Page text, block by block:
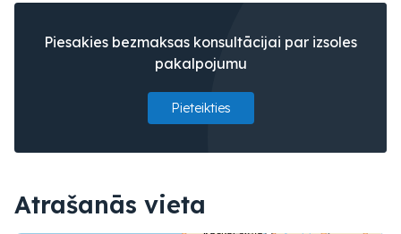
Piesakies bezmaksas konsultācijai par izsoles
pakalpojumu
Pieteikties
Atrašanās vieta